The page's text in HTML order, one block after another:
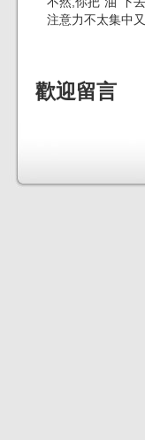
注意力不太集中
歡迎留言